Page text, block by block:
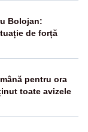
Bolojan:
de forță
pentru ora
toate avizele